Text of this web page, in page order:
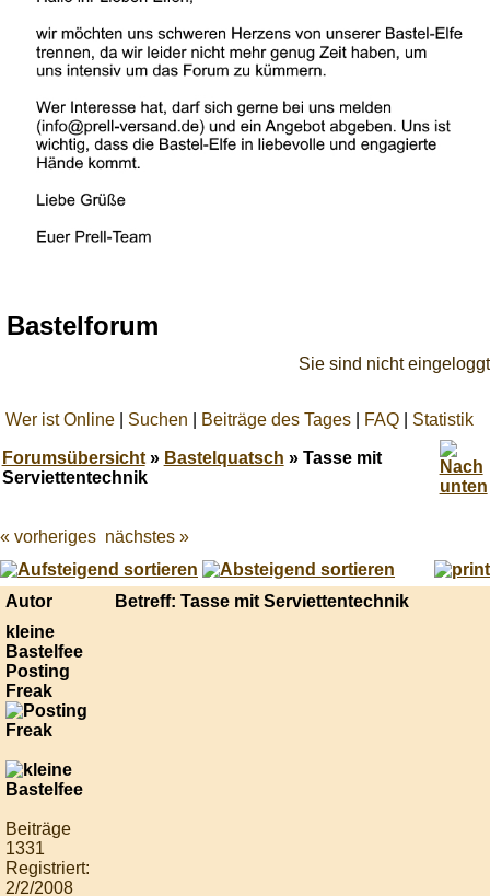
Bastelforum
Sie sind nicht eingeloggt
Wer ist Online Suchen Beiträge des Tages FAQ Statistik
Forumsübersicht» Bastelquatsch » Tasse mit
Serviettentechnik
Best
online
live
casino
« vorheriges nächstes »
Autor
Betreff: Tasse mit Serviettentechnik
kleine
Bastelfee
Posting
Freak
Beiträge
1331
Registriert:
2/2/2008